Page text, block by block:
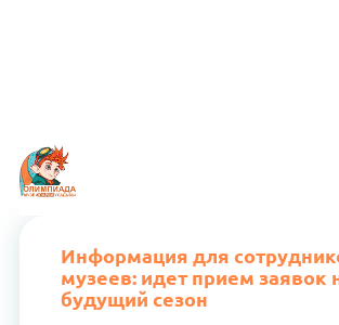
Информация для
музеев: идет прием заявок
будущий сезон